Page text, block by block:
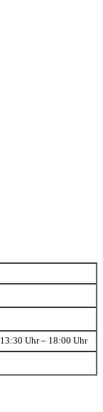
13:30 Uhr – 18:00 Uhr